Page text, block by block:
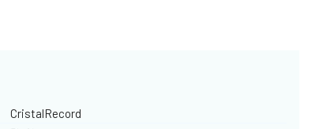
CristalRecord